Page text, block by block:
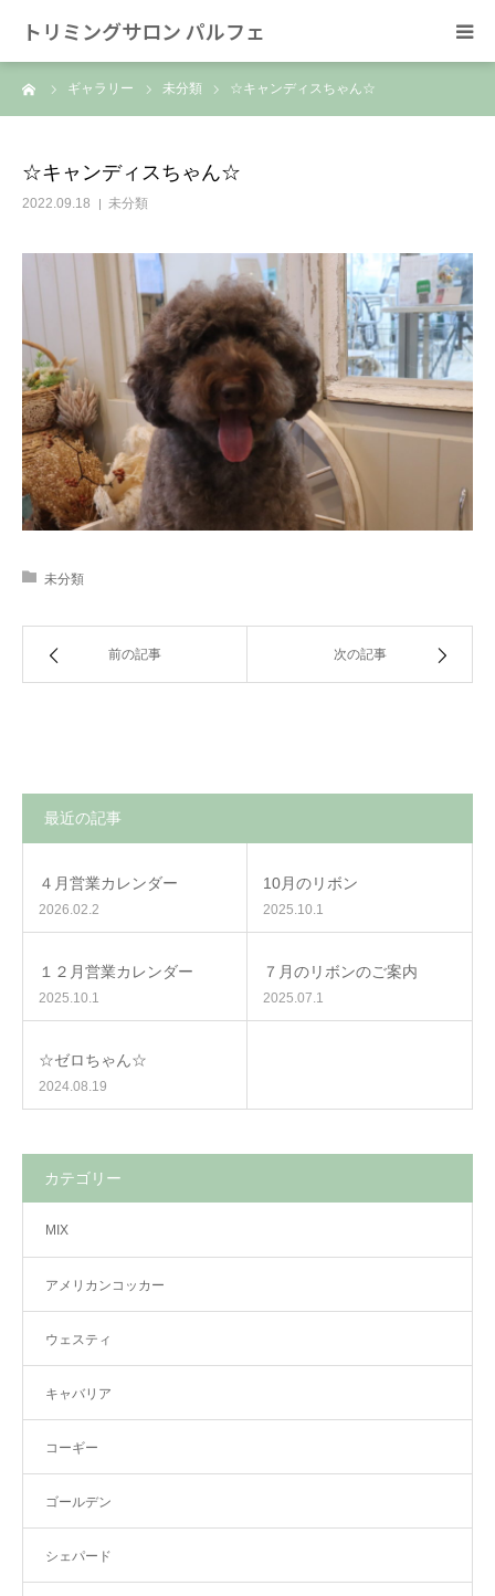
トリミングサロン パルフェ
ギャラリー 未分類 ☆キャンディスちゃん☆
☆キャンディスちゃん☆
2022.09.18 未分類
未分類
前の記事 次の記事
最近の記事
４月営業カレンダー
2026.02.2
10月のリボン
2025.10.1
１２月営業カレンダー
2025.10.1
７月のリボンのご案内
2025.07.1
☆ゼロちゃん☆
2024.08.19
カテゴリー
MIX
アメリカンコッカー
ウェスティ
キャバリア
コーギー
ゴールデン
シェパード
HOME
SNS/リンク